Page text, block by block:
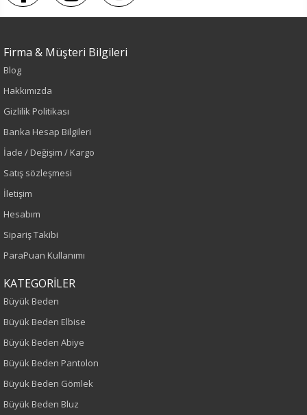
Sezon : KIŞLIK
Renk
Vizon
Sezon
Sonbahar-Kış
Yaş Grubu
Kalıp
Büyük Beden
Boy
80
Firma & Müşteri Bilgileri
Blog
Hakkımızda
Gizlilik Politikası
Banka Hesap Bilgileri
İade / Değişim / Kargo
Satış sözleşmesi
İletişim
Hesabım
Sipariş Takibi
ParaPuan Kullanımı
KATEGORİLER
Büyük Beden
Büyük Beden Elbise
Büyük Beden Abiye
Büyük Beden Pantolon
Büyük Beden Gömlek
Büyük Beden Bluz